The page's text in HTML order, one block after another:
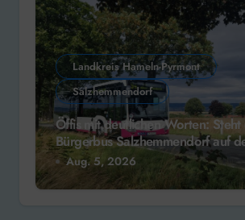
Landkreis Hameln-Pyrmont
Salzhemmendorf
Öffis mit deutlichen Worten:
Bürgerbus Salzhemmendorf auf
Aug. 5, 2026